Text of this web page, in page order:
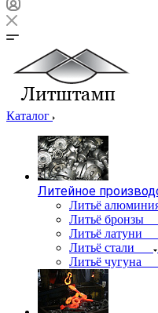
Каталог
Литейное
Литьё
Литьё бронзы
Литьё латуни
Литьё стали
Литьё чугуна